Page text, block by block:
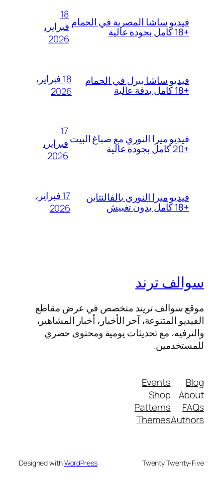
فيديو ساشا المصرية في الحمام
+18 كامل بجودة عالية
18
فبراير،
2026
فيديو ساشا بيرل في الحمام
+18 كامل بدقة عالية
18 فبراير،
2026
فيديو ميرا النوري مع صباغ البيت
+20 كامل بجودة عالية
17
فبراير،
2026
فيديو ميرا النوري بالفالنتاين
+18 كامل بدون تغبيش
17 فبراير،
2026
سوالف ترند
موقع سوالف تريند متخصص في عرض مقاطع
الفيديو المتنوعة، آخر الأخبار، أخبار المشاهير،
والترفيه، مع تحديثات يومية ومحتوى حصري
للمستخدمين.
Blog
About
FAQs
Authors
Events
Shop
Patterns
Themes
Twenty Twenty-Five
Designed withWordPress